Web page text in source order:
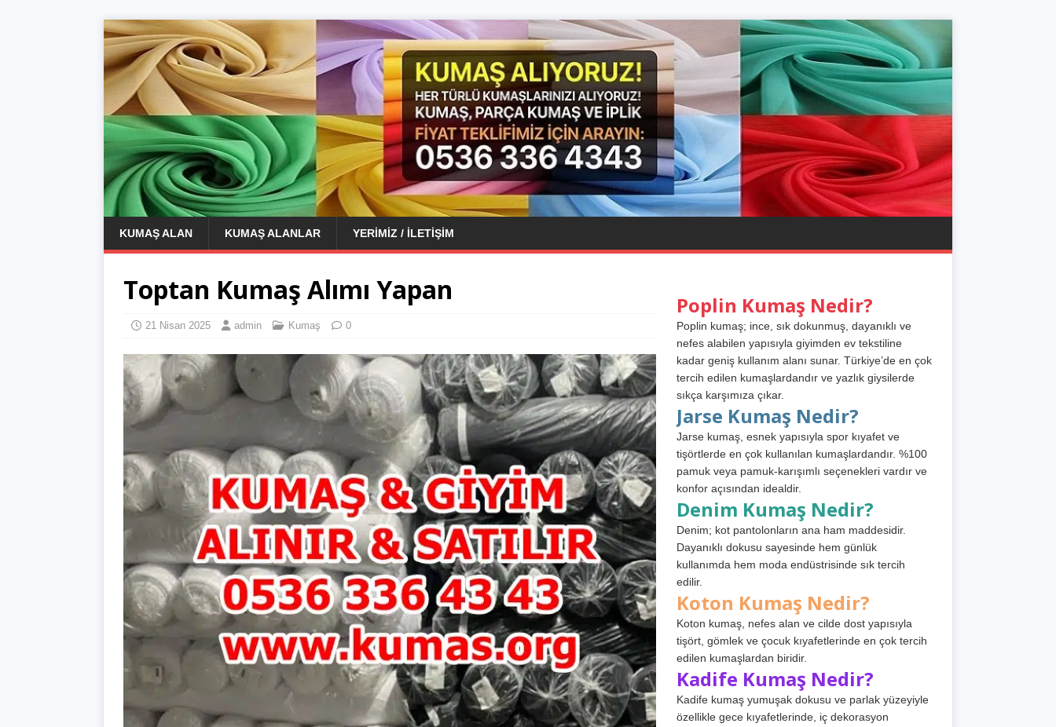
KUMAŞ ALAN KUMAŞ ALANLAR YERIMIZ / İLETIŞIM
Toptan Kumaş Alımı Yapan
21 Nisan 2025 admin Kumaş 0
Poplin Kumaş Nedir?
Poplin kumaş; ince, sık dokunmuş, dayanıklı ve
nefes alabilen yapısıyla giyimden ev tekstiline
kadar geniş kullanım alanı sunar. Türkiye’de en çok
tercih edilen kumaşlardandır ve yazlık giysilerde
sıkça karşımıza çıkar.
Jarse Kumaş Nedir?
Jarse kumaş, esnek yapısıyla spor kıyafet ve
tişörtlerde en çok kullanılan kumaşlardandır. %100
pamuk veya pamuk-karışımlı seçenekleri vardır ve
konfor açısından idealdir.
Denim Kumaş Nedir?
Denim; kot pantolonların ana ham maddesidir.
Dayanıklı dokusu sayesinde hem günlük
kullanımda hem moda endüstrisinde sık tercih
edilir.
Koton Kumaş Nedir?
Koton kumaş, nefes alan ve cilde dost yapısıyla
tişört, gömlek ve çocuk kıyafetlerinde en çok tercih
edilen kumaşlardan biridir.
Kadife Kumaş Nedir?
Kadife kumaş yumuşak dokusu ve parlak yüzeyiyle
özellikle gece kıyafetlerinde, iç dekorasyon